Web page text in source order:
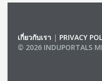
เกี่ยวกับเรา | PRIVACY
© 2026 INDUPORTALS